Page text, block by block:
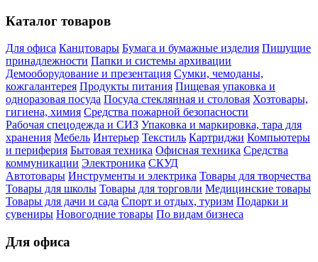
Каталог товаров
Для офиса Канцтовары Бумага и бумажные изделия Пишущие
принадлежности Папки и системы архивации
Демооборудование и презентация Сумки, чемоданы,
кожгалантерея Продукты питания Пищевая упаковка и
одноразовая посуда Посуда стеклянная и столовая Хозтовары,
гигиена, химия Средства пожарной безопасности
Рабочая спецодежда и СИЗ Упаковка и маркировка, тара для
хранения Мебель Интерьер Текстиль Картриджи Компьютеры
и периферия Бытовая техника Офисная техника Средства
коммуникации Электроника СКУД
Автотовары Инструменты и электрика Товары для творчества
Товары для школы Товары для торговли Медицинские товары
Товары для дачи и сада Спорт и отдых, туризм Подарки и
сувениры Новогодние товары По видам бизнеса
Для офиса